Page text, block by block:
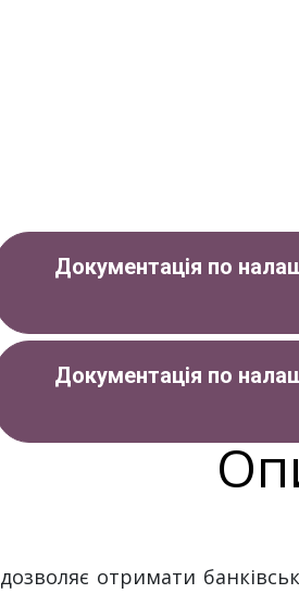
Документація по
Документація по
отримати